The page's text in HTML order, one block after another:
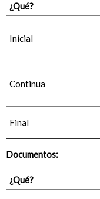
¿Qué?
Inicial
Continua
Final
Documentos:
¿Qué?